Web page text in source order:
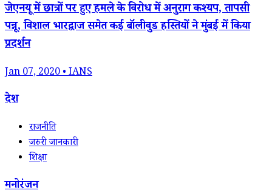
जेएनयू में छात्रों पर हुए हमले के विरोध में अनुराग कश्यप, तापसी
पन्नू, विशाल भारद्वाज समेत कई बॉलीवुड हस्तियों ने मुंबई में किया
प्रदर्शन
Jan 07, 2020 • IANS
देश
राजनीति
जरुरी जानकारी
शिक्षा
मनोरंजन